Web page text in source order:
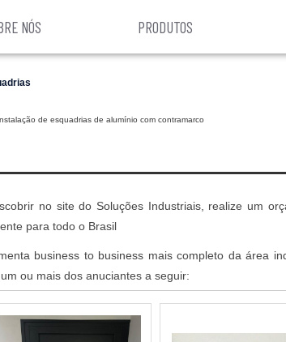
NÓS PRODUTOS
de esquadrias de alumínio com contramarco
no site do Soluções Industriais, realize um
para todo o Brasil
business to business mais completo da área
ou mais dos anuciantes a seguir: